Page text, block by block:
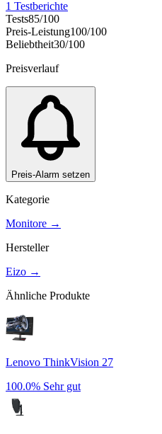
1 Testberichte
Tests85/100
Preis-Leistung100/100
Beliebtheit30/100
Preisverlauf
Preis-Alarm setzen
Kategorie
Monitore →
Hersteller
Eizo →
Ähnliche Produkte
Lenovo ThinkVision 27
100.0% Sehr gut